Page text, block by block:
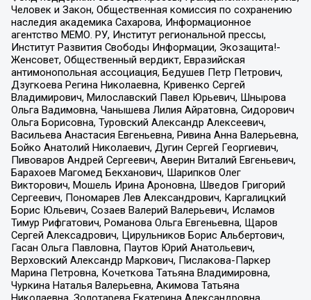
Человек и Закон, Общественная комиссия по сохранению
наследия академика Сахарова, Информационное
агентство МЕМО. РУ, Институт региональной прессы,
Институт Развития Свободы Информации, Экозащита!-
Женсовет, Общественный вердикт, Евразийская
антимонопольная ассоциация, Бедушев Петр Петрович,
Дзугкоева Регина Николаевна, Кривенко Сергей
Владимирович, Милославский Павел Юрьевич, Шнырова
Ольга Вадимовна, Чанышева Лилия Айратовна, Сидорович
Ольга Борисовна, Туровский Александр Алексеевич,
Васильева Анастасия Евгеньевна, Ривина Анна Валерьевна,
Бойко Анатолий Николаевич, Дугин Сергей Георгиевич,
Пивоваров Андрей Сергеевич, Аверин Виталий Евгеньевич,
Барахоев Магомед Бекханович, Шарипков Олег
Викторович, Мошель Ирина Ароновна, Шведов Григорий
Сергеевич, Пономарев Лев Александрович, Каргалицкий
Борис Юльевич, Созаев Валерий Валерьевич, Исламов
Тимур Рифгатович, Романова Ольга Евгеньевна, Щаров
Сергей Алексадрович, Цирульников Борис Альбертович,
Гасан Ольга Павловна, Паутов Юрий Анатольевич,
Верховский Александр Маркович, Пислакова-Паркер
Марина Петровна, Кочеткова Татьяна Владимировна,
Чуркина Наталья Валерьевна, Акимова Татьяна